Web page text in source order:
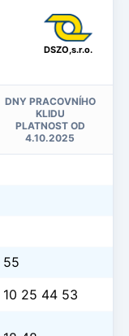
DSZO,s.r.o.
DNY PRACOVNÍHO
KLIDU
PLATNOST OD
4.10.2025
55
10 25 44 53